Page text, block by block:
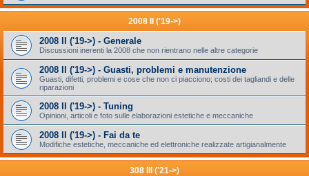
2008 II ('19->)
2008 II ('19->) - Generale
Discussioni inerenti la 2008 che non rientrano nelle altre categorie
2008 II ('19->) - Guasti, problemi e manutenzione
Guasti, difetti, problemi e cose che non ci piacciono; costi dei tagliandi e delle
riparazioni
2008 II ('19->) - Tuning
Opinioni, articoli e foto sulle elaborazioni estetiche e meccaniche
2008 II ('19->) - Fai da te
Modifiche estetiche, meccaniche ed elettroniche realizzate artigianalmente
308 III ('21->)